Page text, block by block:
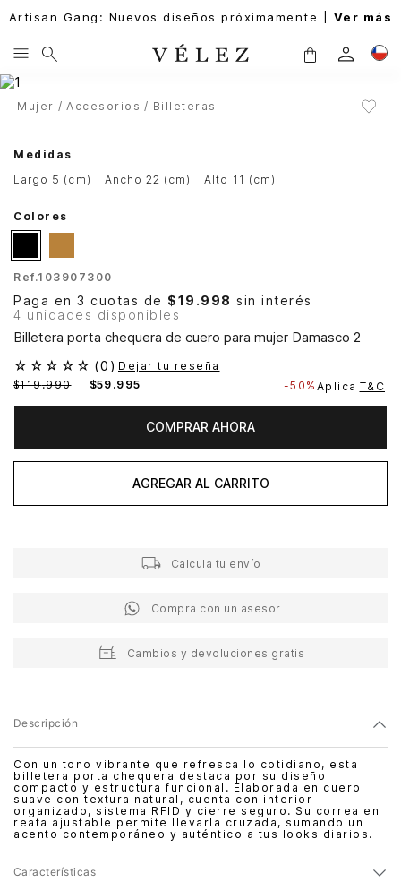
Artisan Gang: Nuevos diseños próximamente | Ver más
Mujer Accesorios Billeteras
Medidas
largo 5 (cm)
ancho 22 (cm) alto 11 (cm)
Colores
Ref.103907300
Paga en 3 cuotas de $19.998 sin interés
4 unidades disponibles
Billetera porta chequera de cuero para mujer Damasco 2
☆ ☆ ☆ ☆ ☆ (0 ) Dejar tu reseña
$119.990 $59 .995 -50% Aplica T&C
COMPRAR AHORA
AGREGAR AL CARRITO
Calcula tu envío
Compra con un asesor
Cambios y devoluciones gratis
Descripción
Con un tono vibrante que refresca lo cotidiano, esta
billetera porta chequera destaca por su diseño
compacto y estructura funcional. Elaborada en cuero
suave con textura natural, cuenta con interior
organizado, sistema RFID y cierre seguro. Su correa en
reata ajustable permite llevarla cruzada, sumando un
acento contemporáneo y auténtico a tus looks diarios.
Características